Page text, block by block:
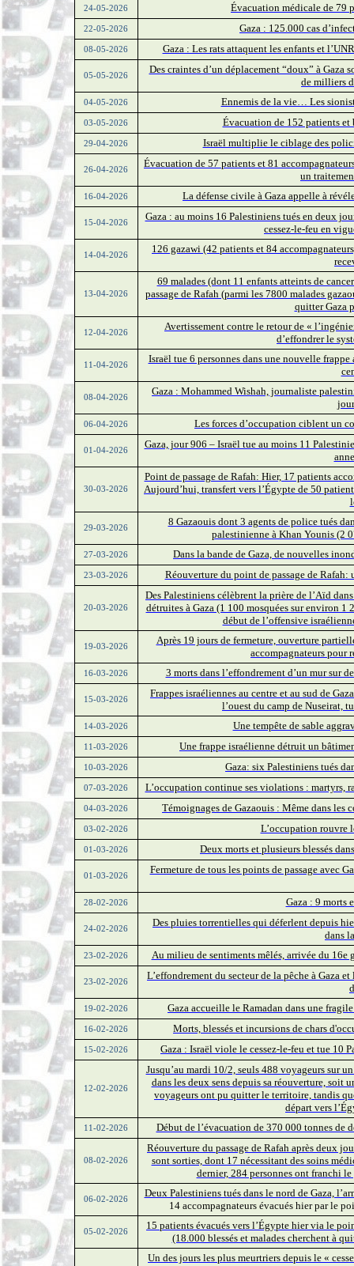
24-05-2026 Évacuation médicale de 79
22-05-2026 Gaza : 125.000 cas
08-05-2026 Gaza : Les rats attaquent les enfants et
05-05-2026
Des craintes d’un déplacement “doux” à
de milliers
04-05-2026 Ennemis de la vie… Les
03-05-2026 Évacuation de 152 patients et
29-04-2026 Israël multiplie le ciblage des
26-04-2026
Évacuation de 57 patients et 81
un
16-04-2026 La défense civile à Gaza appelle à
15-04-2026
Gaza : au moins 16 Palestiniens tués en deux
cessez-le-feu en
14-04-2026
126 gazawi (42 patients et 84
13-04-2026
69 malades (dont 11 enfants atteints de
passage de Rafah (parmi les 7800 malades
quitter Gaza
12-04-2026
Avertissement contre le retour de «
d’effondrer le
11-04-2026
Israël tue 6 personnes dans une nouvelle
08-04-2026
Gaza : Mohammed Wishah, journaliste
06-04-2026 Les forces d’occupation ciblent un
01-04-2026
Gaza, jour 906 – Israël tue au moins 11
30-03-2026
Point de passage de Rafah: Hier, 17 patients
Aujourd’hui, transfert vers l’Égypte de 50
29-03-2026
8 Gazaouis dont 3 agents de police tués
palestinienne à Khan Younis (2
27-03-2026 Dans la bande de Gaza, de nouvelles
23-03-2026 Réouverture du point de passage de Rafah:
20-03-2026
Des Palestiniens célèbrent la prière de l’Aïd
détruites à Gaza (1 100 mosquées sur environ
début de l’offensive
19-03-2026
Après 19 jours de fermeture, ouverture
accompagnateurs pour
16-03-2026 3 morts dans l’effondrement d’un mur sur
15-03-2026
Frappes israéliennes au centre et au sud de
l’ouest du camp de Nuseirat,
14-03-2026 Une tempête de sable
11-03-2026 Une frappe israélienne détruit un
10-03-2026 Gaza: six Palestiniens tués
07-03-2026 L’occupation continue ses violations : martyrs,
04-03-2026 Témoignages de Gazaouis : Même dans
03-02-2026 L’occupation rouvre
01-03-2026 Deux morts et plusieurs blessés
01-03-2026
Fermeture de tous les points de passage avec
28-02-2026 Gaza : 9 morts
24-02-2026
Des pluies torrentielles qui déferlent depuis
dans
23-02-2026 Au milieu de sentiments mêlés, arrivée du 16e
23-02-2026
L’effondrement du secteur de la pêche à Gaza
19-02-2026 Gaza accueille le Ramadan dans une
16-02-2026 Morts, blessés et incursions de chars
15-02-2026 Gaza : Israël viole le cessez-le-feu et tue 10
12-02-2026
Jusqu’au mardi 10/2, seuls 488 voyageurs sur
dans les deux sens depuis sa réouverture, soit
voyageurs ont pu quitter le territoire, tandis
départ vers
11-02-2026 Début de l’évacuation de 370 000 tonnes de
08-02-2026
Réouverture du passage de Rafah après deux
sont sorties, dont 17 nécessitant des soins
dernier, 284 personnes ont franchi
06-02-2026
Deux Palestiniens tués dans le nord de Gaza,
14 accompagnateurs évacués hier par le
05-02-2026
15 patients évacués vers l’Égypte hier via le
(18.000 blessés et malades cherchent à
Un des jours les plus meurtriers depuis le «